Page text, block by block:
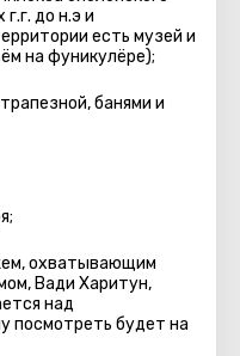
до н.э и
есть музей и
на фуникулёре);
банями и
охватывающим
Вади Харитун,
над
посмотреть будет на